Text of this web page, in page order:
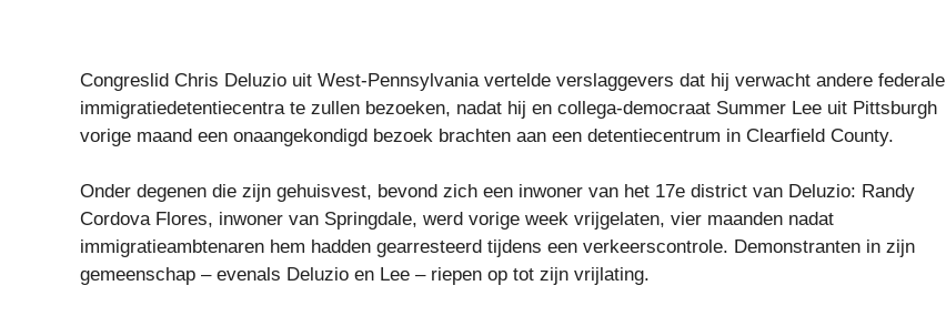
Congreslid Chris Deluzio uit West-Pennsylvania vertelde verslaggevers dat hij verwacht andere federale
immigratiedetentiecentra te zullen bezoeken, nadat hij en collega-democraat Summer Lee uit Pittsburgh
vorige maand een onaangekondigd bezoek brachten aan een detentiecentrum in Clearfield County.
Onder degenen die zijn gehuisvest, bevond zich een inwoner van het 17e district van Deluzio: Randy
Cordova Flores, inwoner van Springdale, werd vorige week vrijgelaten, vier maanden nadat
immigratieambtenaren hem hadden gearresteerd tijdens een verkeerscontrole. Demonstranten in zijn
gemeenschap – evenals Deluzio en Lee – riepen op tot zijn vrijlating.